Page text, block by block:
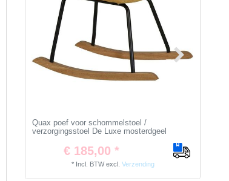
Quax poef voor schommelstoel /
verzorgingsstoel De Luxe mosterdgeel
€ 185,00 *
* Incl. BTWexcl. Verzending